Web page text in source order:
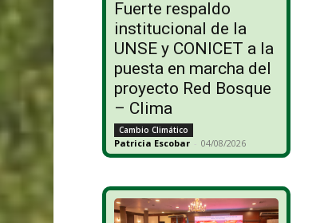
Fuerte respaldo
institucional de la
UNSE y CONICET a la
puesta en marcha del
proyecto Red Bosque
– Clima
Cambio Climático
Patricia Escobar - 04/08/2026